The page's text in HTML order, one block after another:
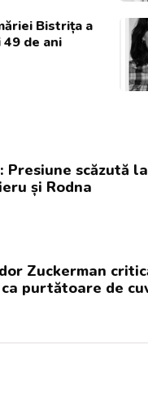
Bistrița a
49 de ani
Presiune scăzută
și Rodna
Zuckerman
purtătoare de